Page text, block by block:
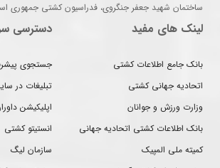
ساختمان شهید جعفر جنگروی، فدراسیون کشتی جمهوری
لینک های مفید
بانک جامع اطلاعات کشتی
اتحادیه جهانی کشتی
وزارت ورزش و جوانان
بانک اطلاعات کشتی اتحادیه جهانی
کمیته ملی المپیک
دسترسی
جستجوی
تبلیغات در
اپلیکیشن
انستیتو کشتی
سازمان لیگ